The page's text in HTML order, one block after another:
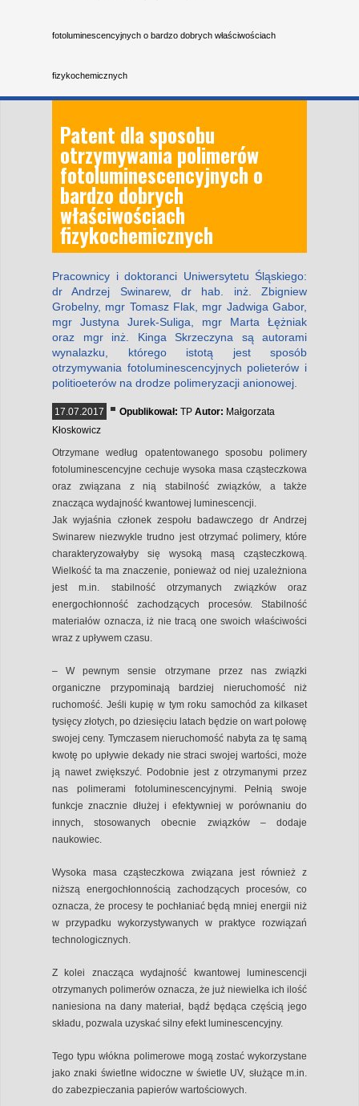
fotoluminescencyjnych o bardzo dobrych właściwościach
fizykochemicznych
Patent dla sposobu
otrzymywania polimerów
fotoluminescencyjnych o
bardzo dobrych
właściwościach
fizykochemicznych
Pracownicy i doktoranci Uniwersytetu Śląskiego:
dr Andrzej Swinarew, dr hab. inż. Zbigniew
Grobelny, mgr Tomasz Flak, mgr Jadwiga Gabor,
mgr Justyna Jurek-Suliga, mgr Marta Łężniak
oraz mgr inż. Kinga Skrzeczyna są autorami
wynalazku, którego istotą jest sposób
otrzymywania fotoluminescencyjnych polieterów i
politioeterów na drodze polimeryzacji anionowej.
17.07.2017 Opublikował: TP Autor: Małgorzata
Kłoskowicz
Otrzymane według opatentowanego sposobu polimery
fotoluminescencyjne cechuje wysoka masa cząsteczkowa
oraz związana z nią stabilność związków, a także
znacząca wydajność kwantowej luminescencji.
Jak wyjaśnia członek zespołu badawczego dr Andrzej
Swinarew niezwykle trudno jest otrzymać polimery, które
charakteryzowałyby się wysoką masą cząsteczkową.
Wielkość ta ma znaczenie, ponieważ od niej uzależniona
jest m.in. stabilność otrzymanych związków oraz
energochłonność zachodzących procesów. Stabilność
materiałów oznacza, iż nie tracą one swoich właściwości
wraz z upływem czasu.
– W pewnym sensie otrzymane przez nas związki
organiczne przypominają bardziej nieruchomość niż
ruchomość. Jeśli kupię w tym roku samochód za kilkaset
tysięcy złotych, po dziesięciu latach będzie on wart połowę
swojej ceny. Tymczasem nieruchomość nabyta za tę samą
kwotę po upływie dekady nie straci swojej wartości, może
ją nawet zwiększyć. Podobnie jest z otrzymanymi przez
nas polimerami fotoluminescencyjnymi. Pełnią swoje
funkcje znacznie dłużej i efektywniej w porównaniu do
innych, stosowanych obecnie związków – dodaje
naukowiec.
Wysoka masa cząsteczkowa związana jest również z
niższą energochłonnością zachodzących procesów, co
oznacza, że procesy te pochłaniać będą mniej energii niż
w przypadku wykorzystywanych w praktyce rozwiązań
technologicznych.
Z kolei znacząca wydajność kwantowej luminescencji
otrzymanych polimerów oznacza, że już niewielka ich ilość
naniesiona na dany materiał, bądź będąca częścią jego
składu, pozwala uzyskać silny efekt luminescencyjny.
Tego typu włókna polimerowe mogą zostać wykorzystane
jako znaki świetlne widoczne w świetle UV, służące m.in.
do zabezpieczania papierów wartościowych.